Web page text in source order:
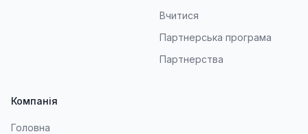
Вчитися
Партнерська програма
Партнерства
Компанія
Головна